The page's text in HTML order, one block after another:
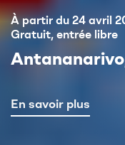
À partir du 24 avril
Gratuit, entrée libre
En savoir plus